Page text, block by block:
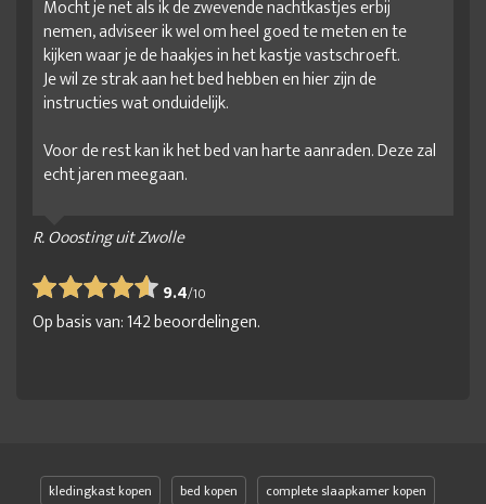
Mocht je net als ik de zwevende nachtkastjes erbij
nemen, adviseer ik wel om heel goed te meten en te
kijken waar je de haakjes in het kastje vastschroeft.
Je wil ze strak aan het bed hebben en hier zijn de
instructies wat onduidelijk.
Voor de rest kan ik het bed van harte aanraden. Deze zal
echt jaren meegaan.
R. Ooosting uit Zwolle
9.4/10
Op basis van:142beoordelingen.
kledingkast kopen bed kopen
complete slaapkamer kopen